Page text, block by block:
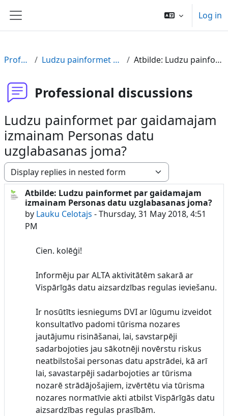
Side panel
Log in
Professional discussions Ludzu painformet par gaidamajam izmainam Personas datu uzglabasanas joma? Atbilde: Ludzu painformet par gaidamajam izmainam Personas datu uzglabasanas joma?
Professional discussions
Ludzu painformet par gaidamajam
izmainam Personas datu
uzglabasanas joma?
Display mode
Atbilde: Ludzu painformet par gaidamajam
izmainam Personas datu uzglabasanas joma?
by Lauku Celotajs -Thursday, 31 May 2018, 4:51
PM
Number of replies: 0
Cien. kolēģi!
Informēju par ALTA aktivitātēm sakarā ar
Vispārīgās datu aizsardzības regulas ieviešanu.
Ir nosūtīts iesniegums DVI ar lūgumu izveidot
konsultatīvo padomi tūrisma nozares
jautājumu risināšanai, lai, savstarpēji
sadarbojoties jau sākotnēji novērstu riskus
neatbilstošai personas datu apstrādei, kā arī
lai, savastarpēji sadarbojoties ar tūrisma
nozarē strādājošajiem, izvērtētu via tūrisma
nozares normatīvie akti atbilst Vispārīgās datu
aizsardzības regulas prasībām.